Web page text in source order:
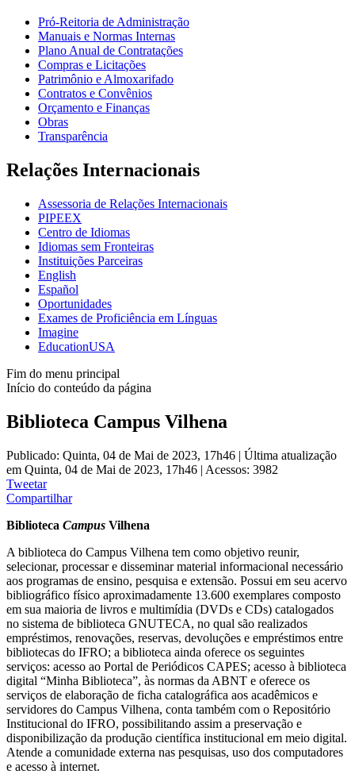
Pró-Reitoria de Administração
Manuais e Normas Internas
Plano Anual de Contratações
Compras e Licitações
Patrimônio e Almoxarifado
Contratos e Convênios
Orçamento e Finanças
Obras
Transparência
Relações Internacionais
Assessoria de Relações Internacionais
PIPEEX
Centro de Idiomas
Idiomas sem Fronteiras
Instituições Parceiras
English
Español
Oportunidades
Exames de Proficiência em Línguas
Imagine
EducationUSA
Fim do menu principal
Início do conteúdo da página
Biblioteca Campus Vilhena
Publicado: Quinta, 04 de Mai de 2023, 17h46 | Última atualização
em Quinta, 04 de Mai de 2023, 17h46 | Acessos: 3982
Tweetar
Compartilhar
Biblioteca Campus Vilhena
A biblioteca do Campus Vilhena tem como objetivo reunir,
selecionar, processar e disseminar material informacional necessário
aos programas de ensino, pesquisa e extensão. Possui em seu acervo
bibliográfico físico aproximadamente 13.600 exemplares composto
em sua maioria de livros e multimídia (DVDs e CDs) catalogados
no sistema de biblioteca GNUTECA, no qual são realizados
empréstimos, renovações, reservas, devoluções e empréstimos entre
bibliotecas do IFRO; a biblioteca ainda oferece os seguintes
serviços: acesso ao Portal de Periódicos CAPES; acesso à biblioteca
digital “Minha Biblioteca”, às normas da ABNT e oferece os
serviços de elaboração de ficha catalográfica aos acadêmicos e
servidores do Campus Vilhena, conta também com o Repositório
Institucional do IFRO, possibilitando assim a preservação e
disponibilização da produção científica institucional em meio digital.
Atende a comunidade externa nas pesquisas, uso dos computadores
e acesso à internet.